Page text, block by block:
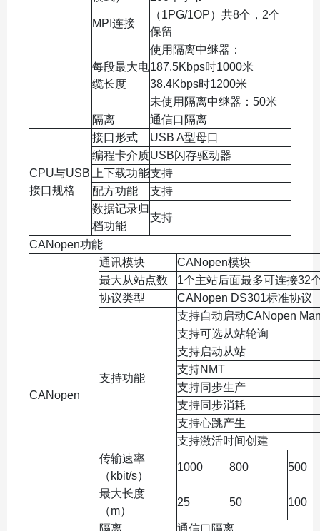
MPI连接
（1PG/1OP）共8个，2个
保留
每段最大电
缆长度
使用隔离中继器：
187.5Kbps时1000米
38.4Kbps时1200米
未使用隔离中继器：50米
隔离
通信口隔离
CPU与USB
接口规格
接口形式
USB A型母口
编程卡介质USB闪存驱动器
上下载功能支持
配方功能
支持
数据记录归
档功能
支持
CANopen功能
CANopen
通讯模块
CANopen模块
最大从站点数
1个主站后面最多可连接32
协议类型
CANopen DS301标准协议
支持功能
支持自动启动CANopen
支持可选从站轮询
支持启动从站
支持NMT
支持同步生产
支持同步消耗
支持心跳产生
支持激活时间创建
传输速率
（kbit/s）
1000 800 500
最大长度
（m）
25 50 100
隔离 通信口隔离